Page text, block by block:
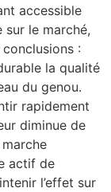
accessible
le marché,
:
la qualité
du genou.
rapidement
diminue de
actif de
l’effet sur